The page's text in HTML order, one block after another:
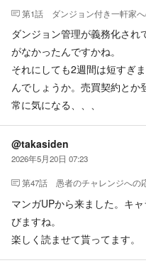
第1話 ダンジョン付き一軒家
ダンジョン管理が義務化さ
がなかったんですかね。
それにしても2週間は短すぎ
んでしょうか。売買契約と
常に気になる、、、
@takasiden
2026年5月20日 07:23
第47話 愚者のチャレンジへの
マンガUPから来ました。キ
びますね。
楽しく読ませて貰ってます。